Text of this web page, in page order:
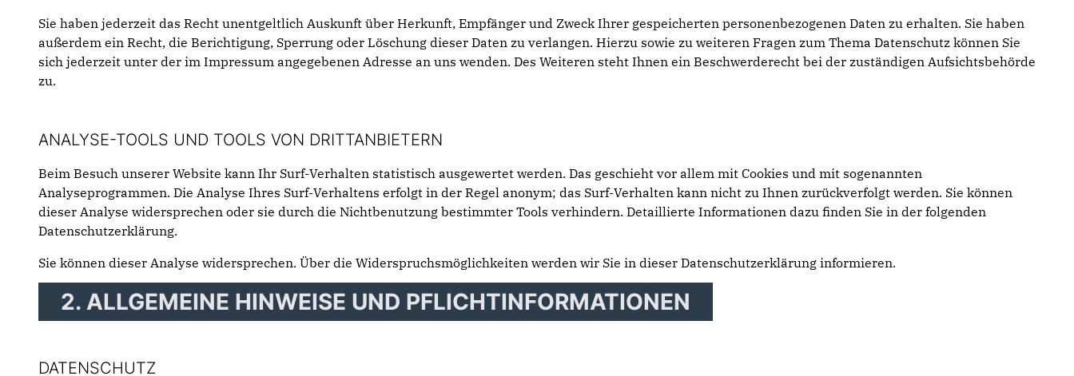
Sie haben jederzeit das Recht unentgeltlich Auskunft über Herkunft, Empfänger und Zweck Ihrer gespeicherten personenbezogenen Daten zu erhalten. Sie haben
außerdem ein Recht, die Berichtigung, Sperrung oder Löschung dieser Daten zu verlangen. Hierzu sowie zu weiteren Fragen zum Thema Datenschutz können Sie
sich jederzeit unter der im Impressum angegebenen Adresse an uns wenden. Des Weiteren steht Ihnen ein Beschwerderecht bei der zuständigen Aufsichtsbehörde
zu.
ANALYSE-TOOLS UND TOOLS VON DRITTANBIETERN
Beim Besuch unserer Website kann Ihr Surf-Verhalten statistisch ausgewertet werden. Das geschieht vor allem mit Cookies und mit sogenannten
Analyseprogrammen. Die Analyse Ihres Surf-Verhaltens erfolgt in der Regel anonym; das Surf-Verhalten kann nicht zu Ihnen zurückverfolgt werden. Sie können
dieser Analyse widersprechen oder sie durch die Nichtbenutzung bestimmter Tools verhindern. Detaillierte Informationen dazu finden Sie in der folgenden
Datenschutzerklärung.
Sie können dieser Analyse widersprechen. Über die Widerspruchsmöglichkeiten werden wir Sie in dieser Datenschutzerklärung informieren.
2. ALLGEMEINE HINWEISE UND PFLICHTINFORMATIONEN
DATENSCHUTZ